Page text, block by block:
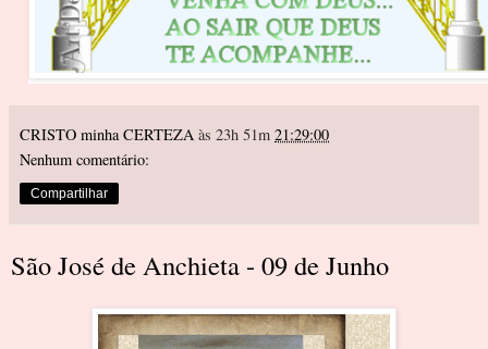
CRISTO minha CERTEZA às 23h 51m 21:29:00
Nenhum comentário:
Compartilhar
São José de Anchieta - 09 de Junho